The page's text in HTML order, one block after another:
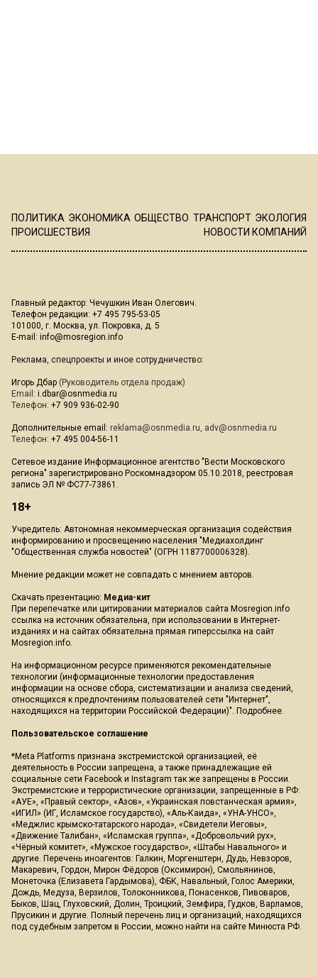
ПОЛИТИКА ЭКОНОМИКА ОБЩЕСТВО ТРАНСПОРТ ЭКОЛОГИЯ
ПРОИСШЕСТВИЯ
НОВОСТИ КОМПАНИЙ
Главный редактор: Чечушкин Иван Олегович.
Телефон редакции: +7 495 795-53-05
101000, г. Москва, ул. Покровка, д. 5
E-mail: info@mosregion.info
Реклама, спецпроекты и иное сотрудничество:
Игорь Дбар (Руководитель отдела продаж)
Email: i.dbar@osnmedia.ru
Телефон: +7 909 936-02-90
Дополнительные email: reklama@osnmedia.ru, adv@osnmedia.ru
Телефон: +7 495 004-56-11
Сетевое издание Информационное агентство "Вести Московского
региона" зарегистрировано Роскомнадзором 05.10.2018, реестровая
запись ЭЛ № ФС77-73861.
18+
Учредитель: Автономная некоммерческая организация содействия
информированию и просвещению населения "Медиахолдинг
"Общественная служба новостей" (ОГРН 1187700006328).
Мнение редакции может не совпадать с мнением авторов.
Скачать презентацию: Медиа-кит
При перепечатке или цитировании материалов сайта Mosregion.info
ссылка на источник обязательна, при использовании в Интернет-
изданиях и на сайтах обязательна прямая гиперссылка на сайт
Mosregion.info.
На информационном ресурсе применяются рекомендательные
технологии (информационные технологии предоставления
информации на основе сбора, систематизации и анализа сведений,
относящихся к предпочтениям пользователей сети "Интернет",
находящихся на территории Российской Федерации)". Подробнее.
Пользовательское соглашение
*Meta Platforms признана экстремистской организацией, её
деятельность в России запрещена, а также принадлежащие ей
социальные сети Facebook и Instagram так же запрещены в России.
Экстремистские и террористические организации, запрещенные в РФ:
«АУЕ», «Правый сектор», «Азов», «Украинская повстанческая армия»,
«ИГИЛ» (ИГ, Исламское государство), «Аль-Каида», «УНА-УНСО»,
«Меджлис крымско-татарского народа», «Свидетели Иеговы»,
«Движение Талибан», «Исламская группа», «Добровольчий рух»,
«Чёрный комитет», «Мужское государство», «Штабы Навального» и
другие. Перечень иноагентов: Галкин, Моргенштерн, Дудь, Невзоров,
Макаревич, Гордон, Мирон Фёдоров (Оксимирон), Смольянинов,
Монеточка (Елизавета Гардымова), ФБК, Навальный, Голос Америки,
Дождь, Медуза, Верзилов, Толоконникова, Понасенков, Пивоваров,
Быков, Шац, Глуховский, Долин, Троицкий, Земфира, Гудков, Варламов,
Прусикин и другие. Полный перечень лиц и организаций, находящихся
под судебным запретом в России, можно найти на сайте Минюста РФ.